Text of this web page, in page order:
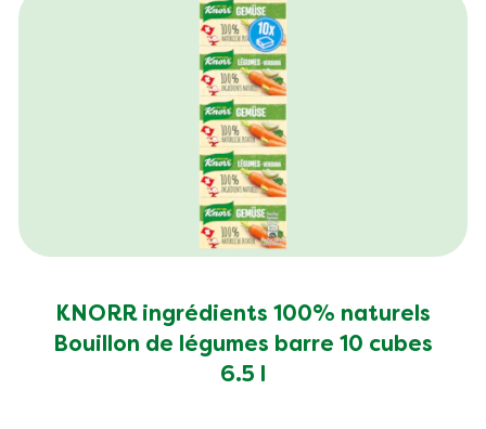
KNORR ingrédients 100% naturels
Bouillon de légumes barre 10 cubes
6.5 l